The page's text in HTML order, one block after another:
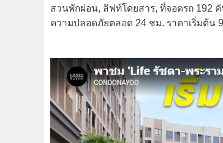
สวนพักผ่อน, ลิฟท์โดยสาร, ที่จอดรถ 192
ความปลอดภัยตลอด 24 ชม. ราคาเริ่มต้น